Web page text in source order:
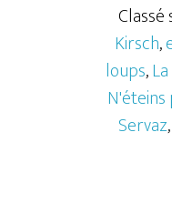
Classé
Kirsch,
loups,
Servaz,